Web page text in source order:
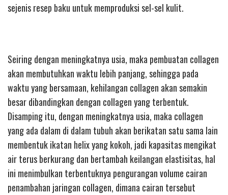
sejenis resep baku untuk memproduksi sel-sel kulit.
Seiring dengan meningkatnya usia, maka pembuatan collagen
akan membutuhkan waktu lebih panjang, sehingga pada
waktu yang bersamaan, kehilangan collagen akan semakin
besar dibandingkan dengan collagen yang terbentuk.
Disamping itu, dengan meningkatnya usia, maka collagen
yang ada dalam di dalam tubuh akan berikatan satu sama lain
membentuk ikatan helix yang kokoh, jadi kapasitas mengikat
air terus berkurang dan bertambah keilangan elastisitas, hal
ini menimbulkan terbentuknya pengurangan volume cairan
penambahan jaringan collagen, dimana cairan tersebut